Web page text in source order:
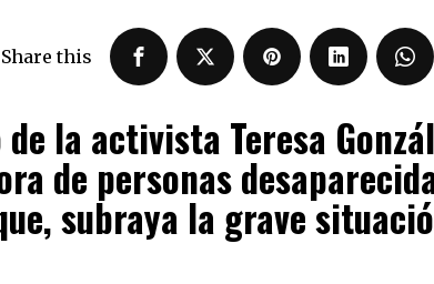
Share this
la activista Teresa
de personas
subraya la grave